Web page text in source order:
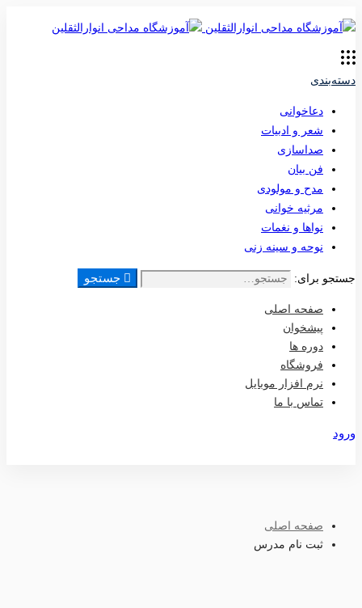
دسته‌بندی
دعاخوانی
شعر و ادبیات
صداسازی
فن بیان
مدح و مولودی
مرثیه خوانی
نواها و نغمات
نوحه و سینه زنی
جستجو برای: جستجو
صفحه اصلی
پیشخوان
دوره ها
فروشگاه
نرم افزار موبایل
تماس با ما
ورود
صفحه اصلی
ثبت نام مدرس